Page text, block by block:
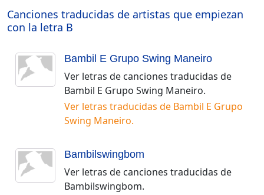
Canciones traducidas de artistas que empiezan
con la letra B
Bambil E Grupo Swing Maneiro
Ver letras de canciones traducidas de
Bambil E Grupo Swing Maneiro.
Ver letras traducidas de Bambil E Grupo
Swing Maneiro.
Bambilswingbom
Ver letras de canciones traducidas de
Bambilswingbom.